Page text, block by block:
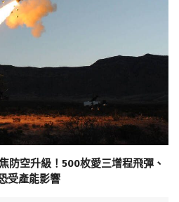
防空升級！500枚愛三增程飛彈、
受產能影響